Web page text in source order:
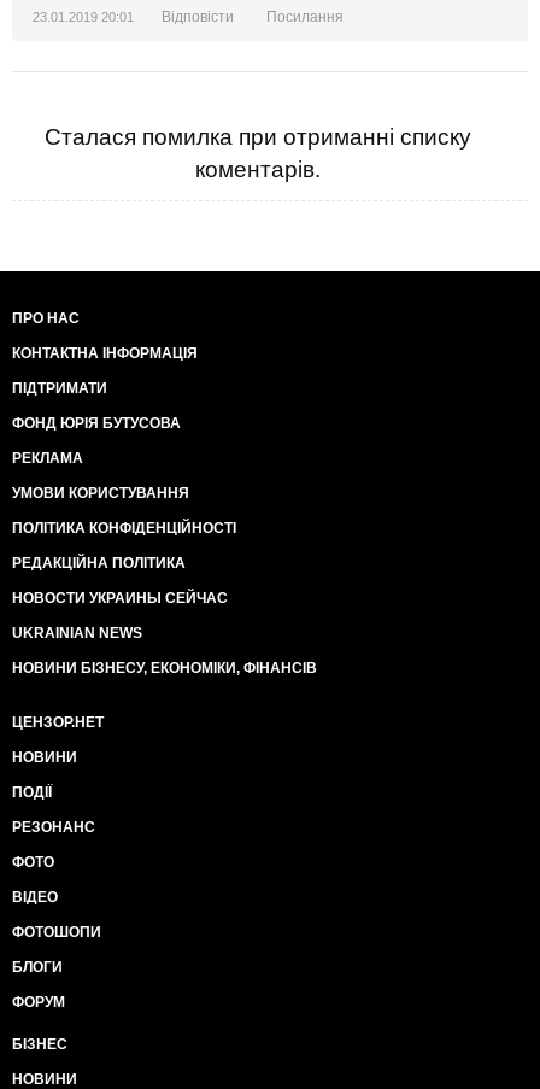
23.01.2019 20:01 Відповісти Посилання
Сталася помилка при отриманні списку
коментарів.
ПРО НАС
КОНТАКТНА ІНФОРМАЦІЯ
ПІДТРИМАТИ
ФОНД ЮРІЯ БУТУСОВА
РЕКЛАМА
УМОВИ КОРИСТУВАННЯ
ПОЛІТИКА КОНФІДЕНЦІЙНОСТІ
РЕДАКЦІЙНА ПОЛІТИКА
НОВОСТИ УКРАИНЫ СЕЙЧАС
UKRAINIAN NEWS
НОВИНИ БІЗНЕСУ, ЕКОНОМІКИ, ФІНАНСІВ
ЦЕНЗОР.НЕТ
НОВИНИ
ПОДІЇ
РЕЗОНАНС
ФОТО
ВІДЕО
ФОТОШОПИ
БЛОГИ
ФОРУМ
БІЗНЕС
НОВИНИ